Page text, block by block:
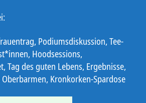
Podiumsdiskussion, Tee-
Hoodsessions,
Tag des guten Lebens, Ergebnisse,
Kronkorken-Spardose